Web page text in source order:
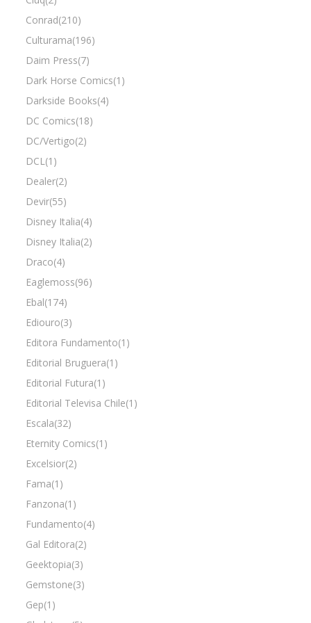
Conrad(210)
Culturama(196)
Daim Press(7)
Dark Horse Comics(1)
Darkside Books(4)
DC Comics(18)
DC/Vertigo(2)
DCL(1)
Dealer(2)
Devir(55)
Disney Italia(4)
Disney Italia(2)
Draco(4)
Eaglemoss(96)
Ebal(174)
Ediouro(3)
Editora Fundamento(1)
Editorial Bruguera(1)
Editorial Futura(1)
Editorial Televisa Chile(1)
Escala(32)
Eternity Comics(1)
Excelsior(2)
Fama(1)
Fanzona(1)
Fundamento(4)
Gal Editora(2)
Geektopia(3)
Gemstone(3)
Gep(1)